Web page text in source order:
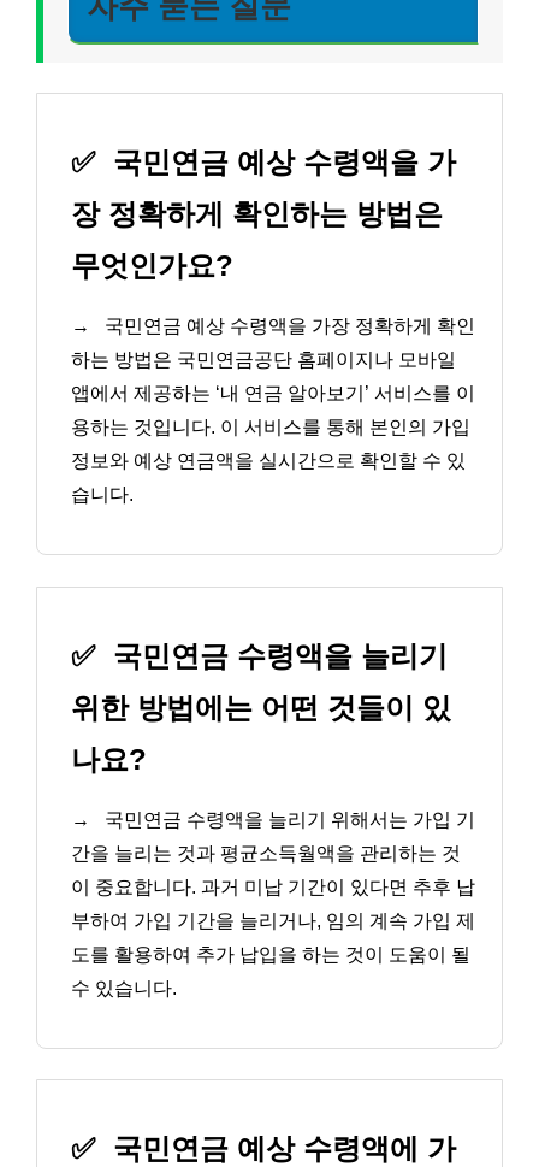
✅ 국민연금 예상 수령액을 가
장 정확하게 확인하는 방법은
무엇인가요?
→
국민연금 예상 수령액을 가장 정확하게 확인
하는 방법은 국민연금공단 홈페이지나 모바일
앱에서 제공하는 ‘내 연금 알아보기’ 서비스를 이
용하는 것입니다. 이 서비스를 통해 본인의 가입
정보와 예상 연금액을 실시간으로 확인할 수 있
습니다.
✅ 국민연금 수령액을 늘리기
위한 방법에는 어떤 것들이 있
나요?
→
국민연금 수령액을 늘리기 위해서는 가입 기
간을 늘리는 것과 평균소득월액을 관리하는 것
이 중요합니다. 과거 미납 기간이 있다면 추후 납
부하여 가입 기간을 늘리거나, 임의 계속 가입 제
도를 활용하여 추가 납입을 하는 것이 도움이 될
수 있습니다.
✅ 국민연금 예상 수령액에 가